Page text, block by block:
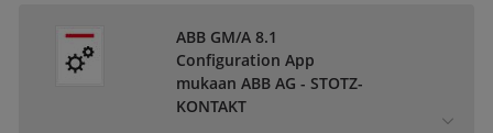
ABB GM/A 8.1
Configuration App
mukaan ABB AG - STOTZ-
KONTAKT